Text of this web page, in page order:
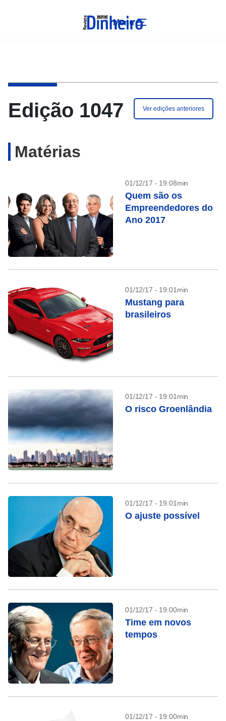
Menu
Edição 1047 Ver edições anteriores
Matérias
01/12/17 - 19:08min
Quem são os
Empreendedores do
Ano 2017
01/12/17 - 19:01min
Mustang para
brasileiros
01/12/17 - 19:01min
O risco Groenlândia
01/12/17 - 19:01min
O ajuste possível
01/12/17 - 19:00min
Time em novos
tempos
01/12/17 - 19:00min